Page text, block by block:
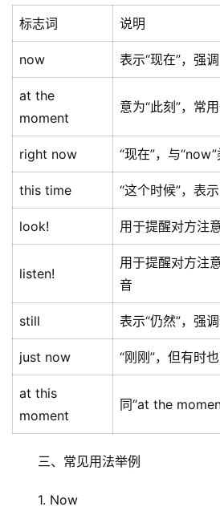
标志词 说明
now 表示“现在”，强
at the
moment
意为“此刻”，常
right now “现在”，与
this time “这个时候”，表
look! 用于提醒对方注
listen!
用于提醒对方注
音
still 表示“仍然”，强
just now “刚刚”，但有时
at this
moment
同“at the
三、常见用法举例
1. Now